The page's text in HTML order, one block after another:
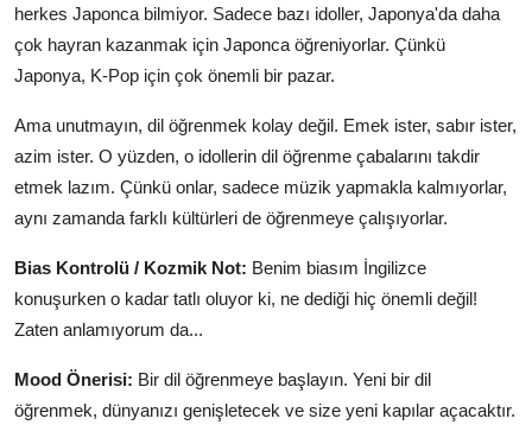
herkes Japonca bilmiyor. Sadece bazı idoller, Japonya'da daha
çok hayran kazanmak için Japonca öğreniyorlar. Çünkü
Japonya, K-Pop için çok önemli bir pazar.
Ama unutmayın, dil öğrenmek kolay değil. Emek ister, sabır ister,
azim ister. O yüzden, o idollerin dil öğrenme çabalarını takdir
etmek lazım. Çünkü onlar, sadece müzik yapmakla kalmıyorlar,
aynı zamanda farklı kültürleri de öğrenmeye çalışıyorlar.
Bias Kontrolü / Kozmik Not: Benim biasım İngilizce
konuşurken o kadar tatlı oluyor ki, ne dediği hiç önemli değil!
Zaten anlamıyorum da...
Mood Önerisi: Bir dil öğrenmeye başlayın. Yeni bir dil
öğrenmek, dünyanızı genişletecek ve size yeni kapılar açacaktır.